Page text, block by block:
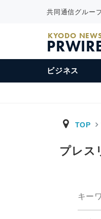
共同通信グルー
KYODO
ビジネス
TOP
プレス
キー